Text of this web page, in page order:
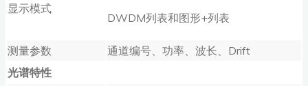
显示模式
DWDM列表和图形+列表
测量参数
通道编号、功率、波长、Drift
光谱特性